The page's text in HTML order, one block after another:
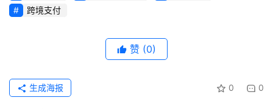
跨境支付
赞 (0)
0 0
生成海报